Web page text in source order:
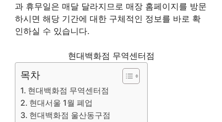
과 휴무일은 매달 달라지므로 매장 홈페이지를 방문
하시면 해당 기간에 대한 구체적인 정보를 바로 확
인하실 수 있습니다.
현대백화점 무역센터점
목차
현대백화점 무역센터점
현대서울 1월 폐업
현대백화점 울산동구점